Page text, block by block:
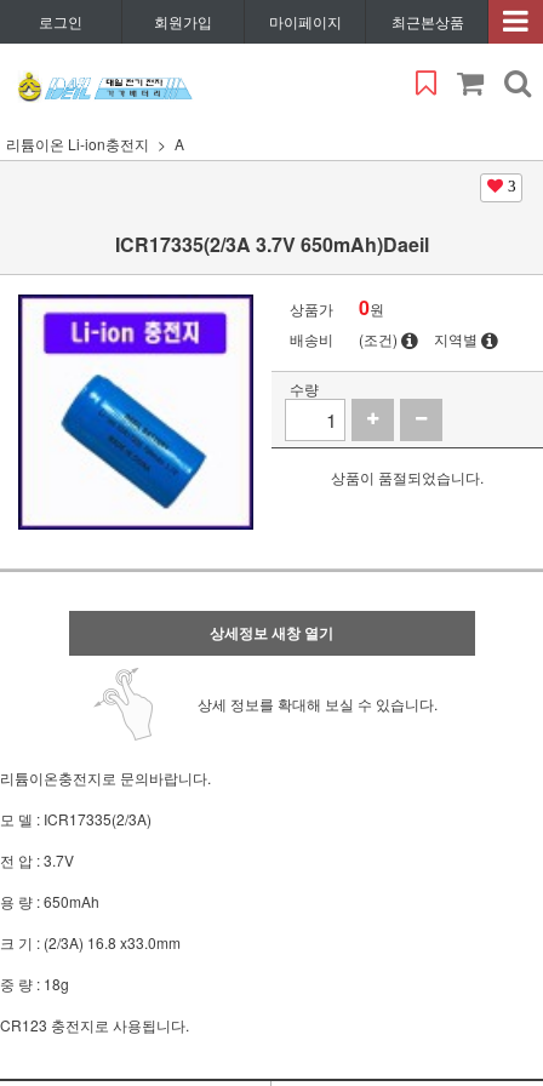
로그인 회원가입 마이페이지 최근본상품
리튬이온 Li-ion충전지 A
3
ICR17335(2/3A 3.7V 650mAh)Daeil
상품가 0원
배송비
(조건) 지역별
수량
상품이 품절되었습니다.
상세정보 새창 열기
상세 정보를 확대해 보실 수 있습니다.
리튬이온충전지로 문의바랍니다.
모 델 : ICR17335(2/3A)
전 압 : 3.7V
용 량 : 650mAh
크 기 : (2/3A) 16.8 x33.0mm
중 량 : 18g
CR123 충전지로 사용됩니다.